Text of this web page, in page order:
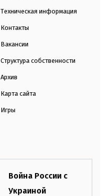
Техническая информация
Контакты
Вакансии
Структура собственности
Архив
Карта сайта
Игры
Война России с
Украиной